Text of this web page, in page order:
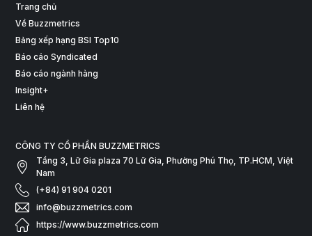
Trang chủ
Về Buzzmetrics
Bảng xếp hạng BSI Top10
Báo cáo Syndicated
Báo cáo ngành hàng
Insight+
Liên hệ
CÔNG TY CỔ PHẦN BUZZMETRICS
Tầng 3, Lữ Gia plaza 70 Lữ Gia, Phường Phú Thọ, TP.HCM, Việt
Nam
(+84) 91 904 0201
info@buzzmetrics.com
https://www.buzzmetrics.com